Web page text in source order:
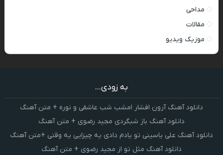
مداحی
مقالات
موزیک ویدیو
به زودی...
دانلود آهنگ آرون افشار امشب شب عاشقی و نوره + متن آهنگ
دانلود آهنگ باز شبگردی مجید رضوی + متن آهنگ
دانلود آهنگ علی یاسینی تو یادم دادی یه چیزایی یه وقتی +متن آهنگ
دانلود آهنگ مثل تو از مجید رضوی + متن آهنگ